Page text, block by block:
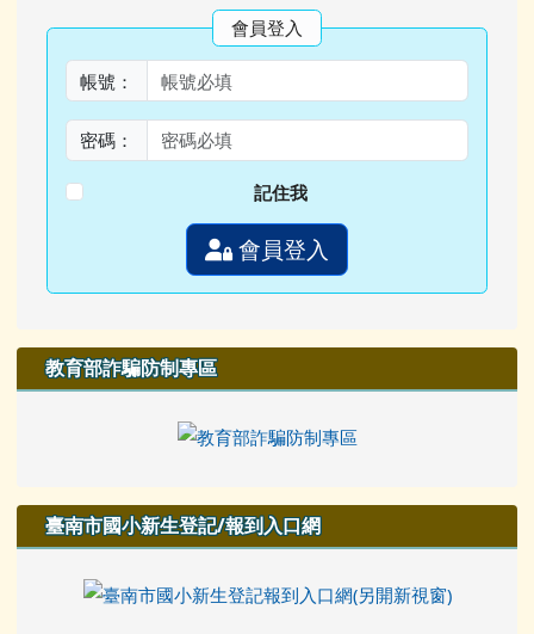
會員登入
帳號：
密碼：
記住我
會員登入
教育部詐騙防制專區
臺南市國小新生登記/報到入口網